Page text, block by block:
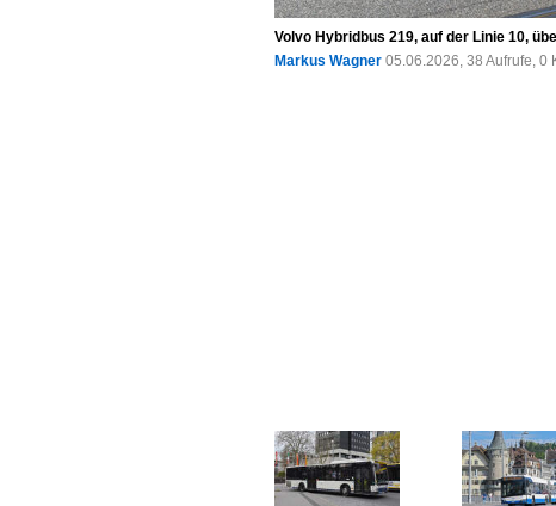
Volvo Hybridbus 219, auf der Linie 10,
Markus Wagner 05.06.2026, 38 Aufrufe, 0